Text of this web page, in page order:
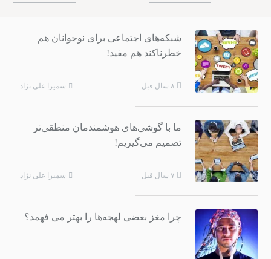
شبکه‌های اجتماعی برای نوجوانان هم
خطرناکند هم مفید!
۸ سال قبل سمیرا علی نژاد
ما با گوشی‌های هوشمندمان منطقی‌تر
تصمیم می‌گیریم!
۷ سال قبل سمیرا علی نژاد
چرا مغز بعضی لهجه‌ها را بهتر می فهمد؟